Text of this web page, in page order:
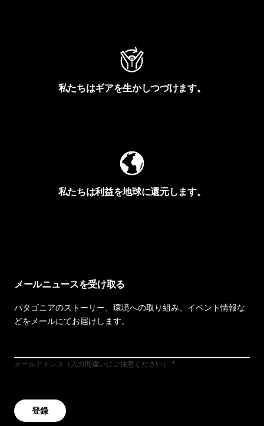
私たちはギアを生かしつづけます。
私たちは利益を地球に還元します。
メールニュースを受け取る
パタゴニアのストーリー、環境への取り組み、イベント情報な
どをメールにてお届けします。
メールアドレス（入力間違いにご注意ください）
登録